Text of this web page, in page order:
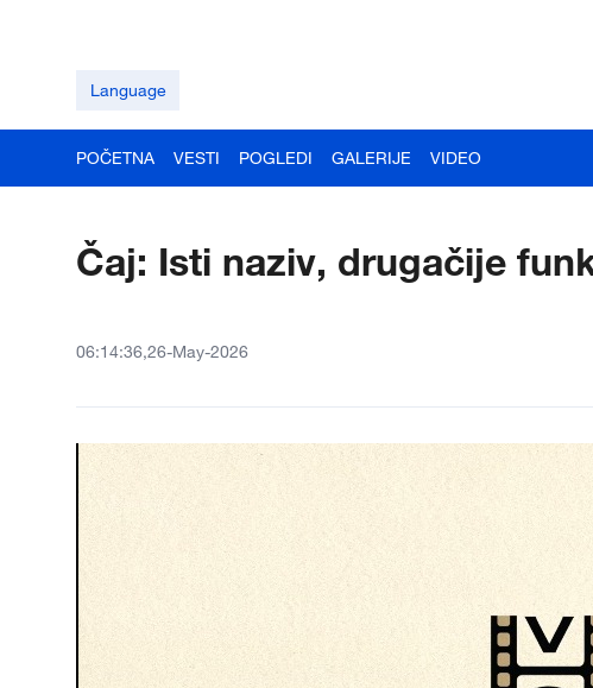
Language
POČETNA VESTI POGLEDI GALERIJE VIDEO
Čaj: Isti naziv, drugačije
06:14:36,26-May-2026